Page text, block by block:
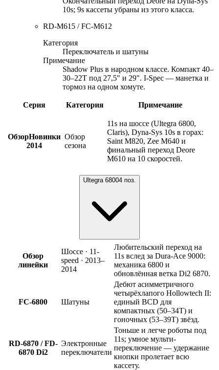
10s; 9s кассеты убраны из этого класса.
RD-M615 / FC-M612
Категория
Переключатель и шатуны
Примечание
Shadow Plus в народном классе. Компакт 40–
30–22T под 27,5" и 29". I-Spec — манетка и
тормоз на одном хомуте.
Серия Категория Примечание
ОбзорНовинки
2014
Обзор
сезона
11s на шоссе (Ultegra 6800,
Claris), Dyna-Sys 10s в горах:
Saint M820, Zee M640 и
финальный переход Deore
M610 на 10 скоростей.
Ultegra 68004 поз.
Обзор
линейки
Шоссе · 11-
speed · 2013–
2014
Любительский переход на
11s вслед за Dura-Ace 9000:
механика 6800 и
обновлённая ветка Di2 6870.
FC-6800 Шатуны
Дебют асимметричного
четырёхлапого Hollowtech II:
единый BCD для
компактных (50–34T) и
гоночных (53–39T) звёзд.
RD-6870 / FD-
6870 Di2
Электронные
переключатели
Тоньше и легче роботы под
11s; умное мульти-
переключение — удержание
кнопки пролетает всю
кассету.